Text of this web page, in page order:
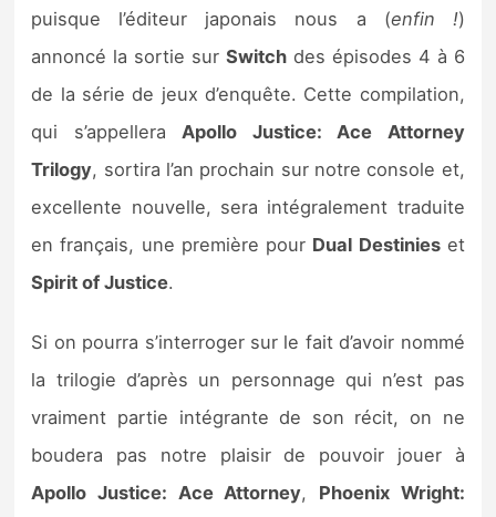
Autres tests
Previews
Précommandes
Précommandes jeux Switch 2
Sorties de jeux
Bons plans
Guides
puisque l’éditeur japonais nous a (enfin !)
annoncé la sortie surSwitch des épisodes 4 à 6
de la série de jeux d’enquête. Cette compilation,
qui s’appellera Apollo Justice: Ace Attorney
Trilogy, sortira l’an prochain sur notre console et,
excellente nouvelle, sera intégralement traduite
en français, une première pour Dual Destinieset
Spirit of Justice.
Si on pourra s’interroger sur le fait d’avoir nommé
la trilogie d’après un personnage qui n’est pas
vraiment partie intégrante de son récit, on ne
boudera pas notre plaisir de pouvoir jouer à
Apollo Justice: Ace Attorney, Phoenix Wright: